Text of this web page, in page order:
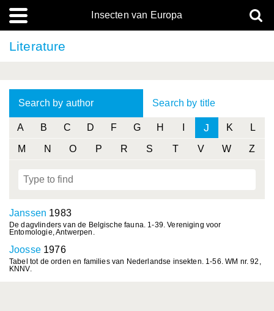
Insecten van Europa
Literature
Search by author Search by title
A B C D F G H J K L
M N O P R S T V W Z
Janssen 1983
De dagvlinders van de Belgische fauna. 1-39. Vereniging voor
Entomologie, Antwerpen.
Joosse1976
Tabel tot de orden en families van Nederlandse insekten. 1-56. WM nr. 92,
KNNV.